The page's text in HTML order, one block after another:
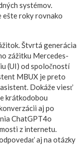
systémov.
ešte roky rovnako
Štvrtá generácia
zážitku Mercedes-
(UI) od spoločností
MBUX je preto
Dokáže viesť
krátkodobou
aj po
ChatGPT4o
z internetu.
aj na otázky